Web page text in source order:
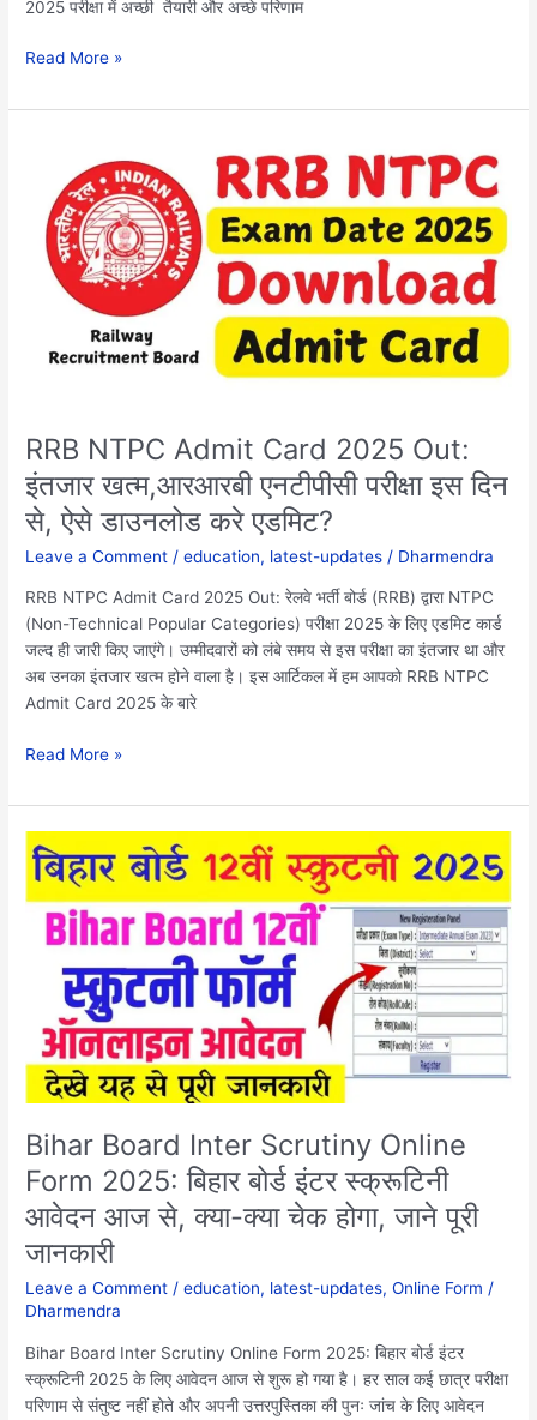
2025 परीक्षा में अच्छी तैयारी और अच्छे परिणाम
Read More »
RRB NTPC Admit Card 2025 Out:
इंतजार खत्म,आरआरबी एनटीपीसी परीक्षा इस दिन
से, ऐसे डाउनलोड करे एडमिट?
Leave a Comment /education, latest-updates / Dharmendra
RRB NTPC Admit Card 2025 Out: रेलवे भर्ती बोर्ड (RRB) द्वारा NTPC
(Non-Technical Popular Categories) परीक्षा 2025 के लिए एडमिट कार्ड
जल्द ही जारी किए जाएंगे। उम्मीदवारों को लंबे समय से इस परीक्षा का इंतजार था और
अब उनका इंतजार खत्म होने वाला है। इस आर्टिकल में हम आपको RRB NTPC
Admit Card 2025 के बारे
Admit
Card
2025
Out:
खत्म,आरआरबी
एनटीपीसी
दिन
से,
ऐसे
डाउनलोड
एडमिट?
Read More »
Bihar Board Inter Scrutiny Online
Form 2025: बिहार बोर्ड इंटर स्क्रूटिनी
आवेदन आज से, क्या-क्या चेक होगा, जाने पूरी
जानकारी
Leave a Comment /education, latest-updates,Online Form /
Dharmendra
Bihar Board Inter Scrutiny Online Form 2025: बिहार बोर्ड इंटर
स्क्रूटिनी 2025 के लिए आवेदन आज से शुरू हो गया है। हर साल कई छात्र परीक्षा
परिणाम से संतुष्ट नहीं होते और अपनी उत्तरपुस्तिका की पुनः जांच के लिए आवेदन
Bihar
Board
Inter
Scrutiny
Online
Form
2025:
बिहार
बोर्ड
इंटर
स्क्रूटिनी
आवेदन
आज
से,
क्या-
चेक
होगा,
जाने
पूरी
जानकारी